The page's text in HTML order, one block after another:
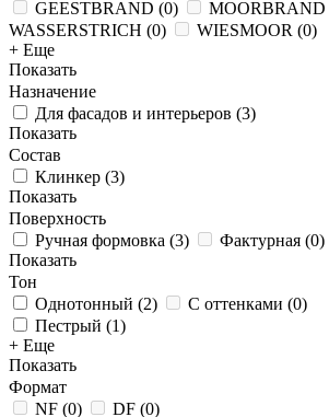
GEESTBRAND (0) MOORBRAND
WASSERSTRICH (0) WIESMOOR (0)
+ Еще
Показать
Назначение
Для фасадов и интерьеров (3)
Показать
Состав
Клинкер (3)
Показать
Поверхность
Ручная формовка (3) Фактурная (0)
Показать
Тон
Однотонный (2) С оттенками (0)
Пестрый (1)
+ Еще
Показать
Формат
NF (0) DF (0)